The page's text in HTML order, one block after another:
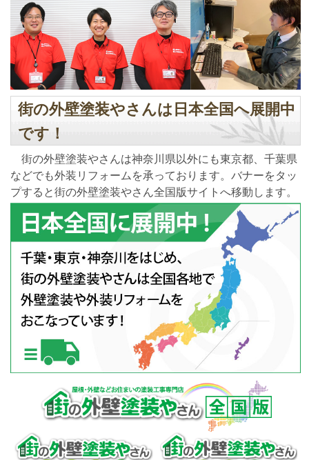
街の外壁塗装やさんは日本全国へ展開中
です！
街の外壁塗装やさんは神奈川県以外にも東京都、千葉県
などでも外装リフォームを承っております。バナーをタッ
プすると街の外壁塗装やさん全国版サイトへ移動します。